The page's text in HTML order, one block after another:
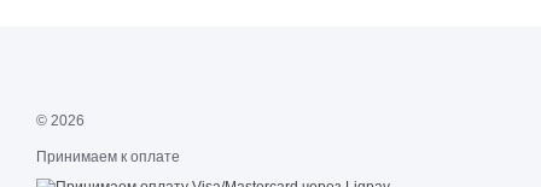
© 2026
Принимаем к оплате